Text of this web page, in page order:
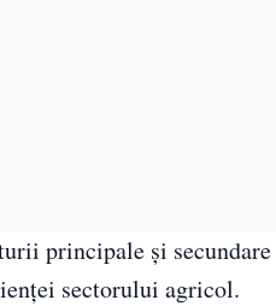
principale și
sectorului agricol.